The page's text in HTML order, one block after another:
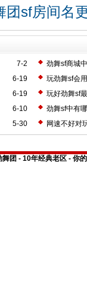
团sf房间名
7-2
劲舞sf商城
6-19
玩劲舞sf会
6-19
玩好劲舞sf
6-10
劲舞sf中有
5-30
网速不好对
团 - 10年经典老区 - 你